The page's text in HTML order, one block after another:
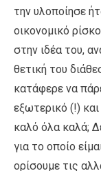
την υλοποίησε
οικονομικό
στην ιδέα του,
θετική του
κατάφερε να
εξωτερικό (!) και
καλό όλα καλά;
για το οποίο
ορίσουμε τις